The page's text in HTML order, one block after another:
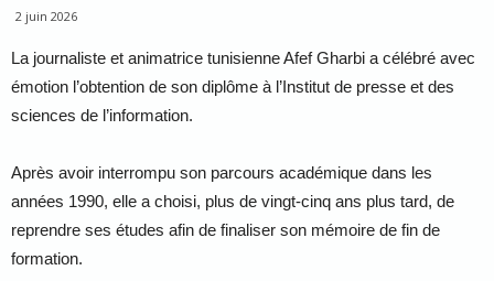
2 juin 2026
La journaliste et animatrice tunisienne Afef Gharbi a célébré avec
émotion l’obtention de son diplôme à l’Institut de presse et des
sciences de l’information.
Après avoir interrompu son parcours académique dans les
années 1990, elle a choisi, plus de vingt-cinq ans plus tard, de
reprendre ses études afin de finaliser son mémoire de fin de
formation.